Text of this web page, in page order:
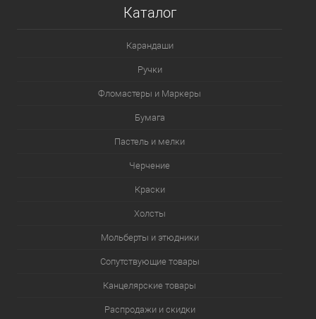
Каталог
Карандаши
Ручки
Фломастеры и Маркеры
Бумага
Пастель и мелки
Черчение
Краски
Холсты
Мольберты и этюдники
Сопутствующие товары
Канцелярские товары
Распродажи и скидки